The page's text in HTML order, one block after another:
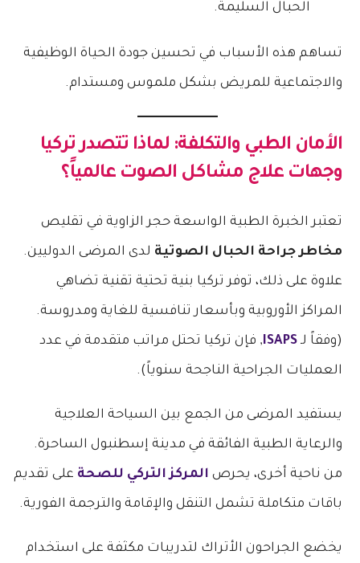
الحبال السليمة.
تساهم هذه الأسباب في تحسين جودة الحياة الوظيفية
والاجتماعية للمريض بشكل ملموس ومستدام.
الأمان الطبي والتكلفة: لماذا تتصدر تركيا
وجهات علاج مشاكل الصوت عالمياً؟
تعتبر الخبرة الطبية الواسعة حجر الزاوية في تقليص
مخاطر جراحة الحبال الصوتية لدى المرضى الدوليين.
علاوة على ذلك، توفر تركيا بنية تحتية تقنية تضاهي
المراكز الأوروبية وبأسعار تنافسية للغاية ومدروسة.
(وفقاً لـISAPS, فإن تركيا تحتل مراتب متقدمة في عدد
العمليات الجراحية الناجحة سنوياً).
يستفيد المرضى من الجمع بين السياحة العلاجية
والرعاية الطبية الفائقة في مدينة إسطنبول الساحرة.
من ناحية أخرى، يحرص المركز التركي للصحة على تقديم
باقات متكاملة تشمل التنقل والإقامة والترجمة الفورية.
يخضع الجراحون الأتراك لتدريبات مكثفة على استخدام